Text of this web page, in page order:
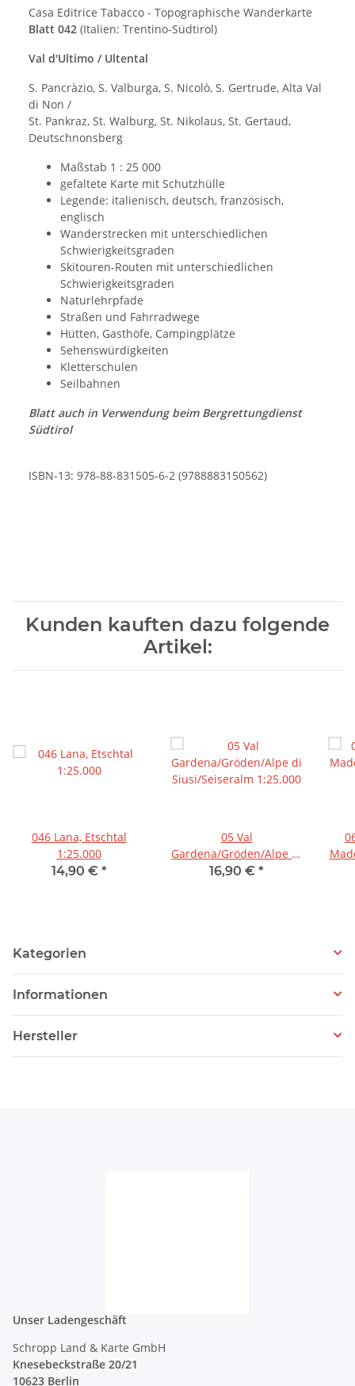
Casa Editrice Tabacco - Topographische Wanderkarte
Blatt 042 (Italien: Trentino-Südtirol)
Val d'Ultimo / Ultental
S. Pancràzio, S. Valburga, S. Nicolò, S. Gertrude, Alta Val
di Non /
St. Pankraz, St. Walburg, St. Nikolaus, St. Gertaud,
Deutschnonsberg
Maßstab 1 : 25 000
gefaltete Karte mit Schutzhülle
Legende: italienisch, deutsch, französisch,
englisch
Wanderstrecken mit unterschiedlichen
Schwierigkeitsgraden
Skitouren-Routen mit unterschiedlichen
Schwierigkeitsgraden
Naturlehrpfade
Straßen und Fahrradwege
Hütten, Gasthöfe, Campingplätze
Sehenswürdigkeiten
Kletterschulen
Seilbahnen
Blatt auch in Verwendung beim Bergrettungdienst
Südtirol
ISBN-13: 978-88-831505-6-2 (9788883150562)
Kunden kauften dazu folgende
Artikel:
046 Lana, Etschtal
1:25.000
14,90 € *
05 Val
Gardena/Gröden/Alpe di
Siusi/Seiseralm 1:25.000
16,90 € *
Kategorien
Informationen
Hersteller
Unser Ladengeschäft
Schropp Land & Karte GmbH
Knesebeckstraße 20/21
10623 Berlin